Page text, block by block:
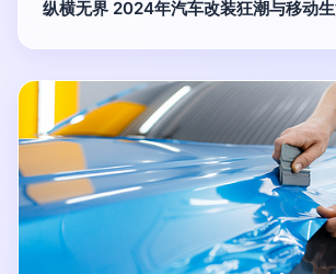
纵横无界 2024年汽车改装狂潮与移动